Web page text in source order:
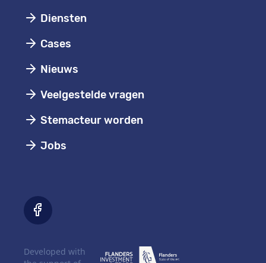
Diensten
Cases
Nieuws
Veelgestelde vragen
Stemacteur worden
Jobs
Developed with